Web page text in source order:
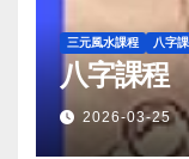
三元風水課程 八字
八字課程
2026-03-25